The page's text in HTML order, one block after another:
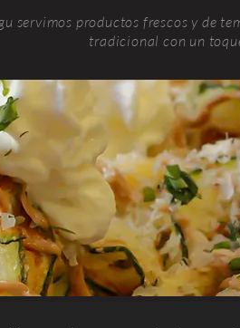
servimos productos frescos y de
tradicional con un